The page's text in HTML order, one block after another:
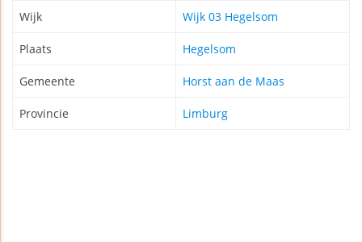
Wijk Wijk 03 Hegelsom
Plaats Hegelsom
Gemeente Horst aan de Maas
Provincie Limburg